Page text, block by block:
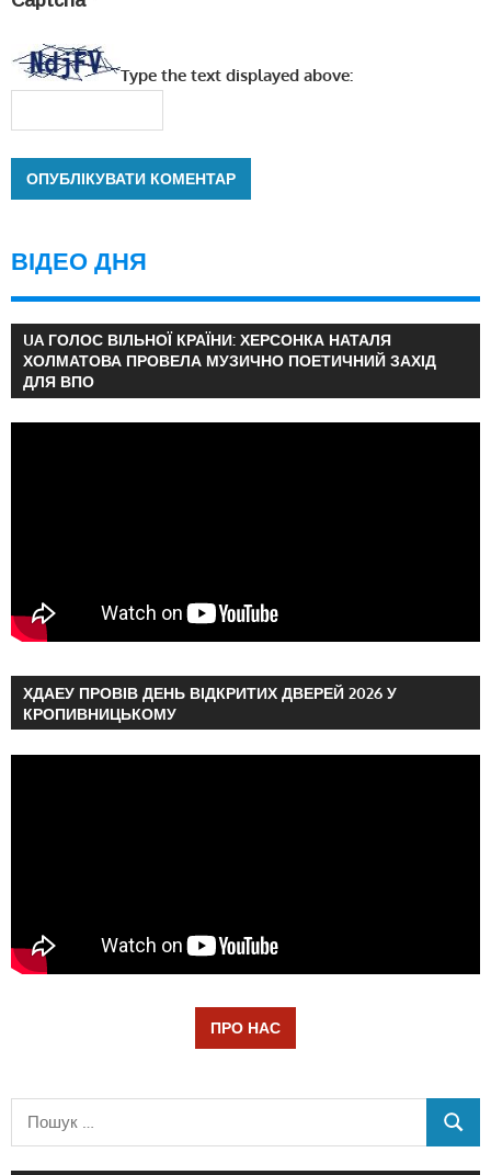
Type the text displayed above:
ВІДЕО ДНЯ
UA ГОЛОС ВІЛЬНОЇ КРАЇНИ: ХЕРСОНКА НАТАЛЯ
ХОЛМАТОВА ПРОВЕЛА МУЗИЧНО ПОЕТИЧНИЙ ЗАХІД
ДЛЯ ВПО
ХДАЕУ ПРОВІВ ДЕНЬ ВІДКРИТИХ ДВЕРЕЙ 2026 У
КРОПИВНИЦЬКОМУ
ПРО НАС